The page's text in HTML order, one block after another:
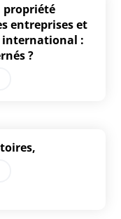
propriété
entreprises et
international :
?